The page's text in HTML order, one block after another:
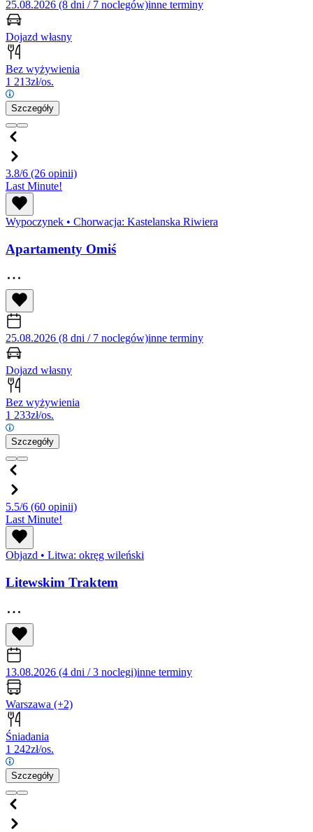
25.08.2026 (8 dni / 7 noclegów)inne terminy
Dojazd własny
Bez wyżywienia
1 213zł/os.
Szczegóły
3.8/6 (26 opinii)
Last Minute!
Wypoczynek • Chorwacja: Kastelanska Riwiera
Apartamenty Omiś
25.08.2026 (8 dni / 7 noclegów)inne terminy
Dojazd własny
Bez wyżywienia
1 233zł/os.
Szczegóły
5.5/6 (60 opinii)
Last Minute!
Objazd • Litwa: okręg wileński
Litewskim Traktem
13.08.2026 (4 dni / 3 noclegi)inne terminy
Warszawa (+2)
Śniadania
1 242zł/os.
Szczegóły